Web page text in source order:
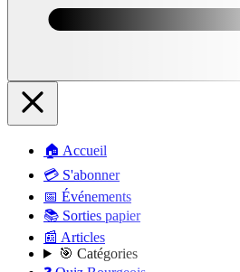
🏠 Accueil
💳 S'abonner
📅 Événements
📚 Sorties papier
📰 Articles
🎯 Catégories